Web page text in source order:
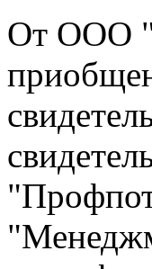
От ООО